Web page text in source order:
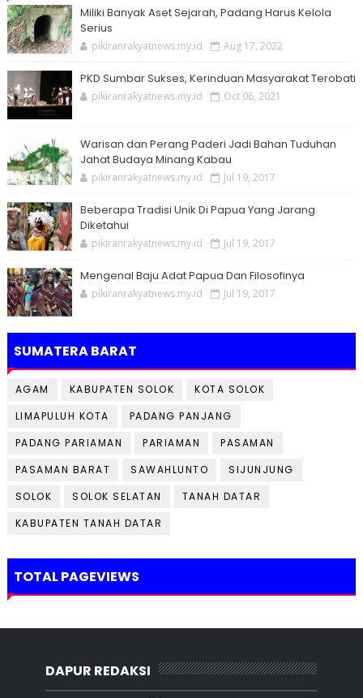
Miliki Banyak Aset Sejarah, Padang Harus Kelola
Serius
pikiranrakyatnews.my.id Aug 17, 2022
PKD Sumbar Sukses, Kerinduan Masyarakat Terobati
pikiranrakyatnews.my.id Oct 06, 2021
Warisan dan Perang Paderi Jadi Bahan Tuduhan
Jahat Budaya Minang Kabau
pikiranrakyatnews.my.id Jul 19, 2017
Beberapa Tradisi Unik Di Papua Yang Jarang
Diketahui
pikiranrakyatnews.my.id Jul 19, 2017
Mengenal Baju Adat Papua Dan Filosofinya
pikiranrakyatnews.my.id Jul 19, 2017
SUMATERA BARAT
AGAM KABUPATEN SOLOK
KOTA SOLOK
LIMAPULUH KOTA
PADANG PANJANG
PADANG PARIAMAN
PARIAMAN
PASAMAN
PASAMAN BARAT
SAWAHLUNTO
SIJUNJUNG
SOLOK
SOLOK SELATAN
TANAH DATAR
KABUPATEN TANAH DATAR
TOTAL PAGEVIEWS
DAPUR REDAKSI